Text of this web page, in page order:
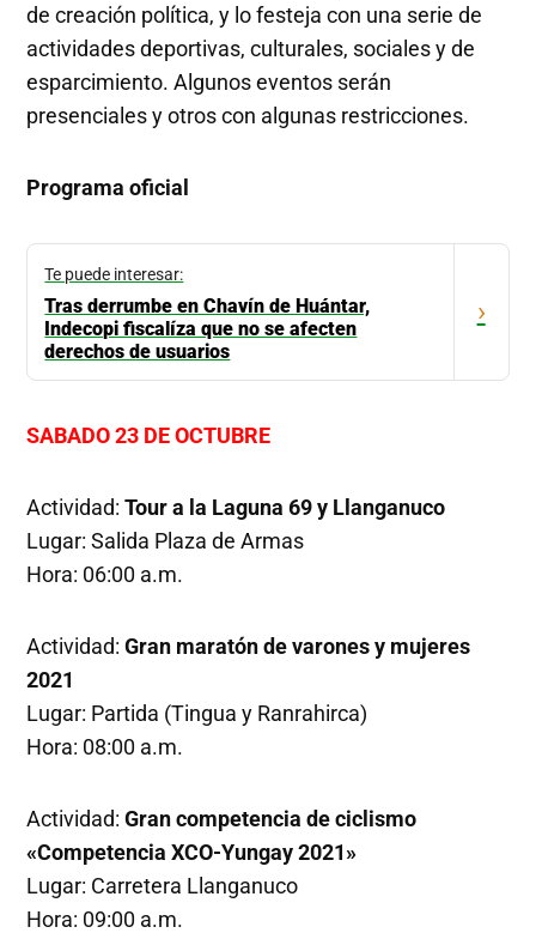
de creación política, y lo festeja con una serie de
actividades deportivas, culturales, sociales y de
esparcimiento. Algunos eventos serán
presenciales y otros con algunas restricciones.
Programa oficial
Te puede interesar:
Tras derrumbe en Chavín de Huántar,
Indecopi fiscalíza que no se afecten
derechos de usuarios
›
SABADO 23 DE OCTUBRE
Actividad:Tour a la Laguna 69 y Llanganuco
Lugar: Salida Plaza de Armas
Hora: 06:00 a.m.
Actividad:Gran maratón de varones y mujeres
2021
Lugar: Partida (Tingua y Ranrahirca)
Hora: 08:00 a.m.
Actividad:Gran competencia de ciclismo
«Competencia XCO-Yungay 2021»
Lugar: Carretera Llanganuco
Hora: 09:00 a.m.